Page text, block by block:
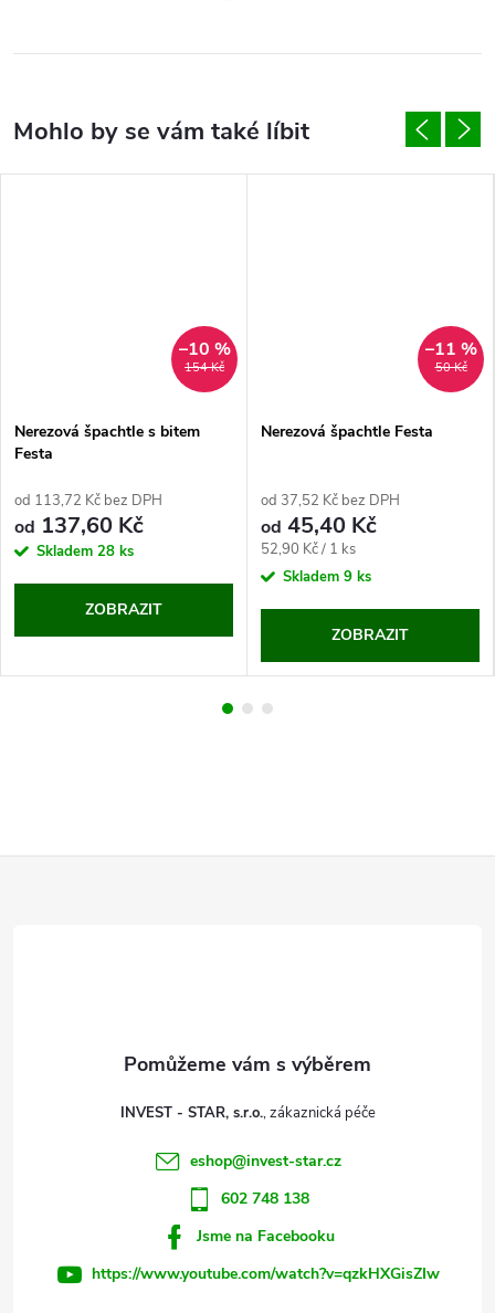
154 Kč
–10 %
Nerezová špachtle s bitem
Festa
od 113,72 Kč bez DPH
od 137,60 Kč
Skladem 28 ks
ZOBRAZIT
50 Kč
–11 %
Nerezová špachtle Festa
od 37,52 Kč bez DPH
od 45,40 Kč
Měrná
cena:
52,90 Kč / 1 ks
Skladem 9 ks
ZOBRAZIT
INVEST - STAR, s.r.o.
eshop@invest-star.cz
602 748 138
Jsme na Facebooku
https://www.youtube.com/watch?v=qzkHXGisZIw